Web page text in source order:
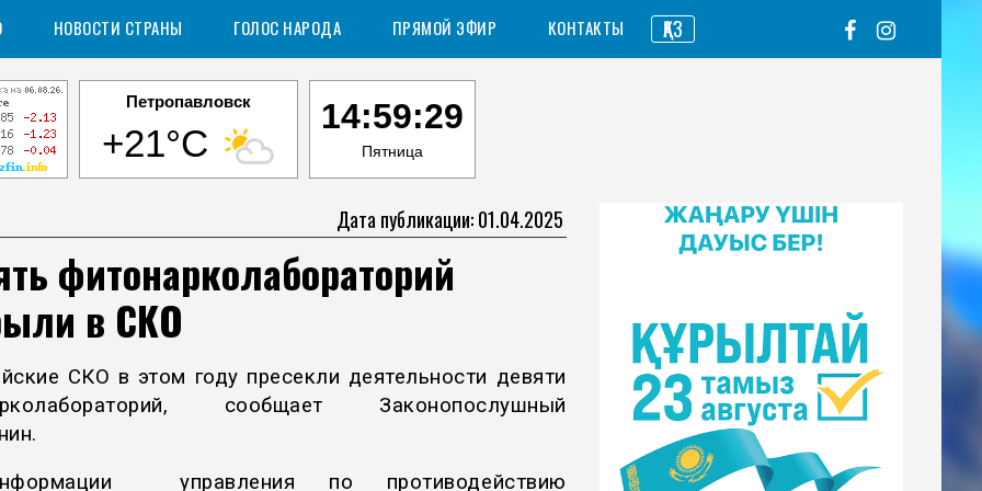
НОВОСТИ СТРАНЫ ГОЛОС НАРОДА ПРЯМОЙ ЭФИР КОНТАКТЫ ҚАЗ
Петропавловск
+21°C
14:59:30
Пятница
Дата публикации: 01.04.2025
фитонарколабораторий
в СКО
СКО в этом году пресекли деятельности девяти
сообщает Законопослушный
управления по противодействию